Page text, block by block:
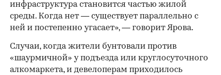
инфраструктура становится частью жилой
среды. Когда нет — существует параллельно с
ней и постепенно угасает», — говорит Ярова.
Случаи, когда жители бунтовали против
«шаурмичной» у подъезда или круглосуточного
алкомаркета, и девелоперам приходилось